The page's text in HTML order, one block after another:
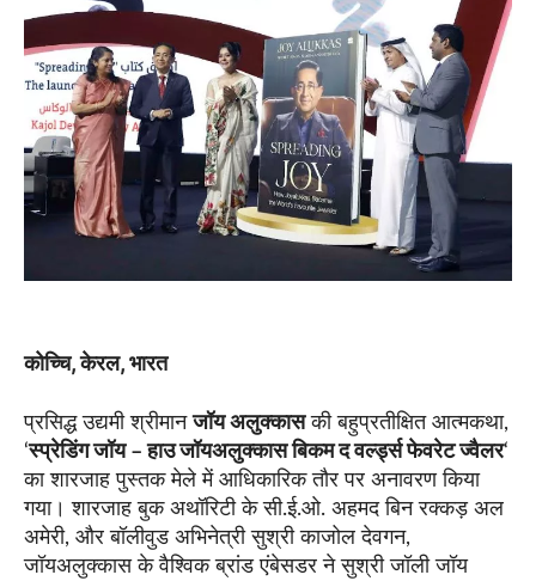
कोच्चि, केरल, भारत
प्रसिद्ध उद्यमी श्रीमानजॉय अलुक्कासकी बहुप्रतीक्षित आत्मकथा,
‘स्प्रेडिंग जॉय – हाउ जॉयअलुक्कास बिकम द वर्ल्ड्स फेवरेट ज्वैलर‘
का शारजाह पुस्तक मेले में आधिकारिक तौर पर अनावरण किया
गया। शारजाह बुक अथॉरिटी के सी.ई.ओ. अहमद बिन रक्कड़ अल
अमेरी, और बॉलीवुड अभिनेत्री सुश्री काजोल देवगन,
जॉयअलुक्कास के वैश्विक ब्रांड एंबेसडर ने सुश्री जॉली जॉय